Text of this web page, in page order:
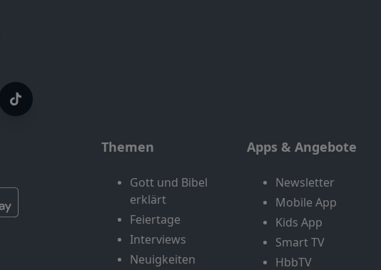
Themen
Gott und Bibel
erklärt
Feiertage
Interviews
Neuigkeiten
Apps & Angebote
Newsletter
Mobile App
Kids App
Smart TV
HbbTV